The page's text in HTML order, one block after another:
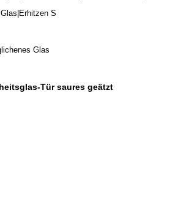
S
Glas
Tür saures geätzt